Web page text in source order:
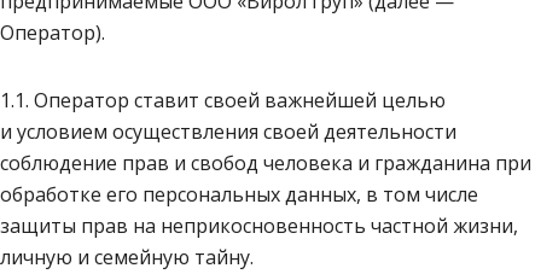
Оператор).
1.1. Оператор ставит своей важнейшей целью
и условием осуществления своей деятельности
соблюдение прав и свобод человека и гражданина при
обработке его персональных данных, в том числе
защиты прав на неприкосновенность частной жизни,
личную и семейную тайну.